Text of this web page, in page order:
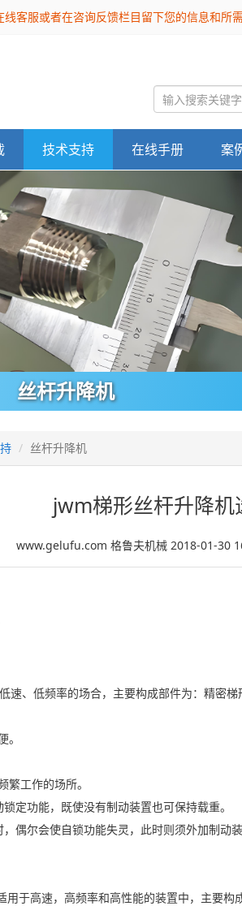
客服或者在咨询反馈栏目留下您的信息和所
技术支持 在线手册 案
丝杆升降机
丝杆升降机
jwm梯形丝杆升降机
www.gelufu.com 格鲁夫机械 2018-01-30
、低频率的场合，主要构成部件为：精密梯
工作的场所。
定功能，既使没有制动装置也可保持载重。
偶尔会使自锁功能失灵，此时则须外加制动装
于高速，高频率和高性能的装置中，主要构